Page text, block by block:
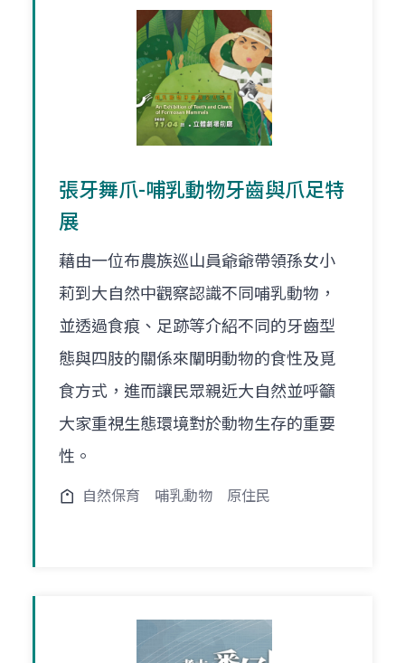
張牙舞爪-哺乳動物牙齒與爪足特
展
藉由一位布農族巡山員爺爺帶領孫女小
莉到大自然中觀察認識不同哺乳動物，
並透過食痕、足跡等介紹不同的牙齒型
態與四肢的關係來闡明動物的食性及覓
食方式，進而讓民眾親近大自然並呼籲
大家重視生態環境對於動物生存的重要
性。
自然保育 哺乳動物 原住民